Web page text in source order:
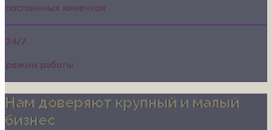
постоянных клиентов
24/7
режим работы
Нам доверяют крупный и малый
бизнес